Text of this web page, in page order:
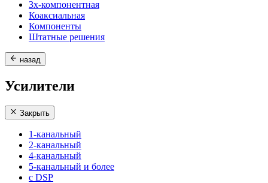
3х-компонентная
Коаксиальная
Компоненты
Штатные решения
назад
Усилители
Закрыть
1-канальный
2-канальный
4-канальный
5-канальный и более
с DSP